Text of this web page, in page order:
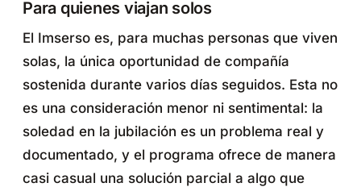
Para quienes viajan solos
El Imserso es, para muchas personas que viven
solas, la única oportunidad de compañía
sostenida durante varios días seguidos. Esta no
es una consideración menor ni sentimental: la
soledad en la jubilación es un problema real y
documentado, y el programa ofrece de manera
casi casual una solución parcial a algo que